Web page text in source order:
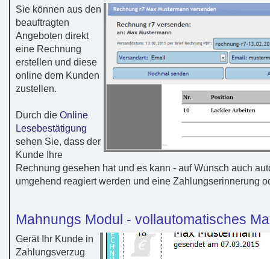
Sie können aus den
beauftragten
Angeboten direkt
eine Rechnung
erstellen und diese
online dem Kunden
zustellen.
Durch die Online
Lesebestätigung
sehen Sie, dass der
Kunde Ihre
Rechnung gesehen hat und es kann - auf Wunsch auch
umgehend reagiert werden und eine Zahlungserinnerung
Mahnungs Modul - vollautomatisches
Gerät Ihr Kunde in
Zahlungsverzug